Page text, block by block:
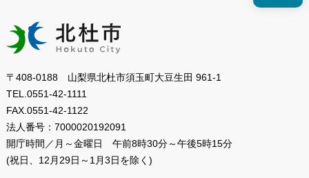
〒408-0188 山梨県北杜市須玉町大豆生田 961-1
TEL. 0551-42-1111
FAX. 0551-42-1122
法人番号： 7000020192091
開庁時間／月～金曜日
午前8時30分～午後5時15分
(祝日、12月29日～1月3日を除く)